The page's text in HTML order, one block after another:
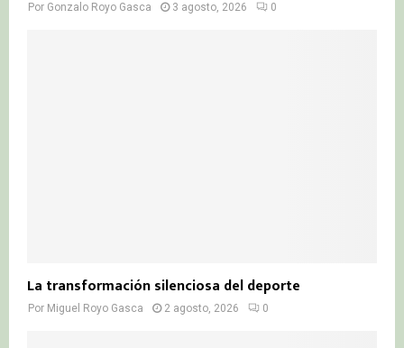
Por Gonzalo Royo Gasca 3 agosto, 2026 0
La transformación silenciosa del deporte
Por Miguel Royo Gasca 2 agosto, 2026 0